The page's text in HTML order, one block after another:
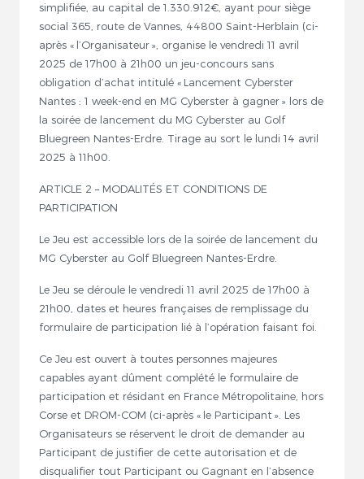
simplifiée, au capital de 1.330.912€, ayant pour siège
social 365, route de Vannes, 44800 Saint-Herblain (ci-
après « l’Organisateur », organise le vendredi 11 avril
2025 de 17h00 à 21h00 un jeu-concours sans
obligation d’achat intitulé « Lancement Cyberster
Nantes : 1 week-end en MG Cyberster à gagner » lors de
la soirée de lancement du MG Cyberster au Golf
Bluegreen Nantes-Erdre. Tirage au sort le lundi 14 avril
2025 à 11h00.
ARTICLE 2 – MODALITÉS ET CONDITIONS DE
PARTICIPATION
Le Jeu est accessible lors de la soirée de lancement du
MG Cyberster au Golf Bluegreen Nantes-Erdre.
Le Jeu se déroule le vendredi 11 avril 2025 de 17h00 à
21h00, dates et heures françaises de remplissage du
formulaire de participation lié à l’opération faisant foi.
Ce Jeu est ouvert à toutes personnes majeures
capables ayant dûment complété le formulaire de
participation et résidant en France Métropolitaine, hors
Corse et DROM-COM (ci-après « le Participant ». Les
Organisateurs se réservent le droit de demander au
Participant de justifier de cette autorisation et de
disqualifier tout Participant ou Gagnant en l’absence